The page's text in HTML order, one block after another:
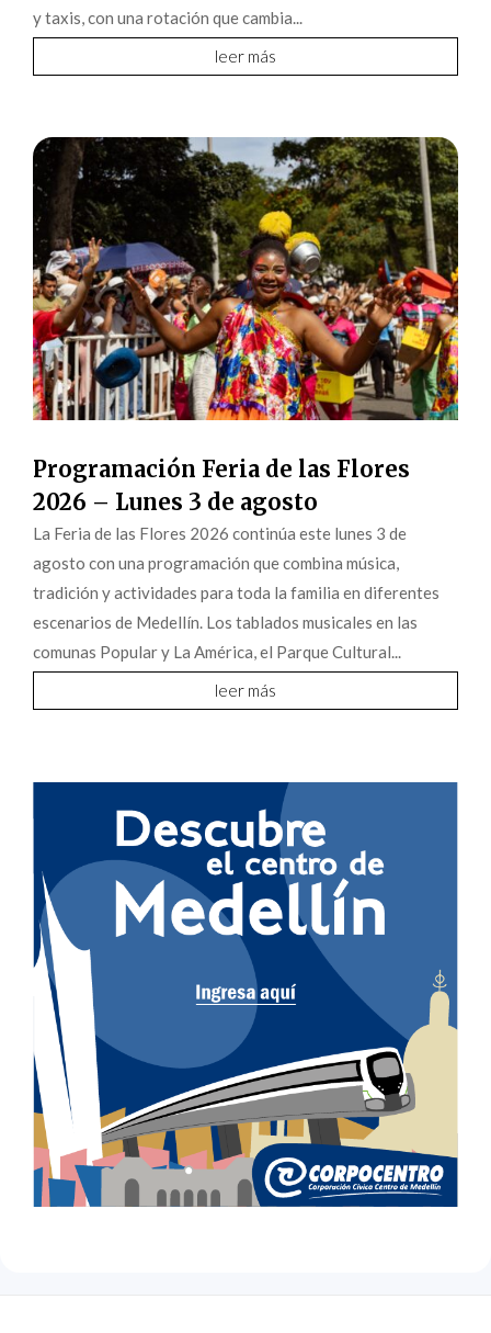
y taxis, con una rotación que cambia...
leer más
Programación Feria de las Flores
2026 – Lunes 3 de agosto
La Feria de las Flores 2026 continúa este lunes 3 de
agosto con una programación que combina música,
tradición y actividades para toda la familia en diferentes
escenarios de Medellín. Los tablados musicales en las
comunas Popular y La América, el Parque Cultural...
leer más